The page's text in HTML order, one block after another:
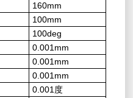
160mm
100mm
100deg
0.001mm
0.001mm
0.001mm
0.001度